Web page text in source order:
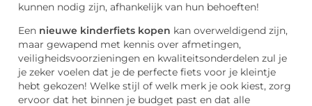
kunnen nodig zijn, afhankelijk van hun behoeften!
Een nieuwe kinderfiets kopen kan overweldigend zijn,
maar gewapend met kennis over afmetingen,
veiligheidsvoorzieningen en kwaliteitsonderdelen zul je
je zeker voelen dat je de perfecte fiets voor je kleintje
hebt gekozen! Welke stijl of welk merk je ook kiest, zorg
ervoor dat het binnen je budget past en dat alle